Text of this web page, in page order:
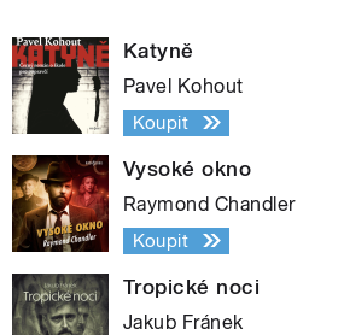
Katyně
Pavel Kohout
Koupit
Vysoké okno
Raymond Chandler
Koupit
Tropické noci
Jakub Fránek